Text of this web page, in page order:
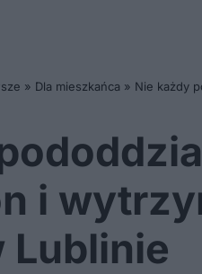
» Dla mieszkańca » Nie każdy
i
Lublinie